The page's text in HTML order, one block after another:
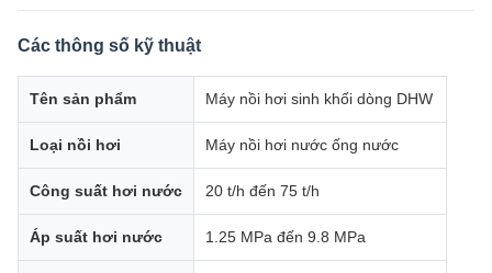
Các thông số kỹ thuật
Tên sản phẩm Máy nồi hơi sinh khối dòng DHW
Loại nồi hơi Máy nồi hơi nước ống nước
Công suất hơi nước 20 t/h đến 75 t/h
Áp suất hơi nước 1.25 MPa đến 9.8 MPa